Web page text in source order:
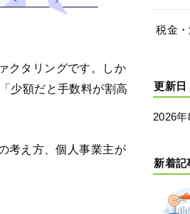
クタリングです。しか
少額だと手数料が割高
考え方、個人事業主が
税金
更新日
2026年
新着記